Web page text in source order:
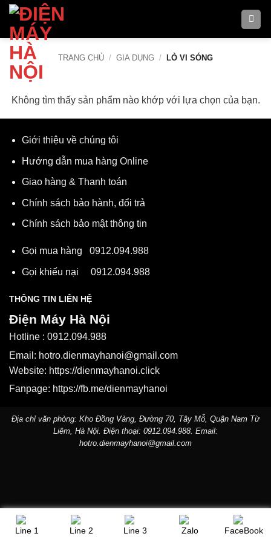
Bỏ
nội
dung
TRANG CHỦ / GIA DỤNG / LÒ VI SÓNG
Không tìm thấy sản phẩm nào khớp với lựa chọn của bạn.
Giới thiệu về chúng tôi
Hướng dẫn mua hàng Online
Giao hàng & Thanh toán
Chính sách bảo hành, đổi trả
Chính sách bảo mật thông tin
Gọi mua hàng 0912.094.988
Gọi khiếu nại 0912.094.988
THÔNG TIN LIÊN HỆ
Điện Máy Hà Nội
Hotline : 0912.094.988
Email: hotro.dienmayhanoi@gmail.com
Website: https://dienmayhanoi.click
Fanpage: https://fb.me/dienmayhanoi
Địa chỉ văn phòng: Kho Đồng Vàng, Đường 70, Tây Mỗ, Quận Nam Từ
Liêm, Hà Nội. Điện thoại: 0912.094.988. Email:
hotro.dienmayhanoi@gmail.com
Line 1 Line 2 Line 3 Zalo FaceBook